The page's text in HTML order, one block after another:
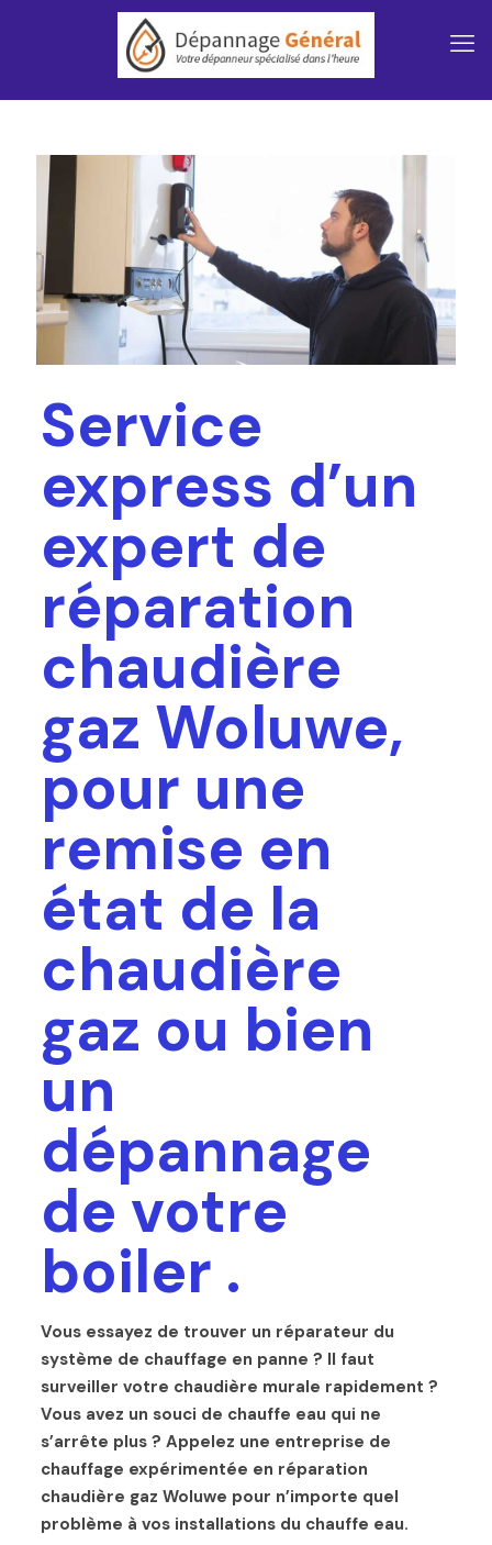
Service
express d’un
expert de
réparation
chaudière
gaz Woluwe,
pour une
remise en
état de la
chaudière
gaz ou bien
un
dépannage
de votre
boiler .
Vous essayez de trouver un réparateur du
système de chauffage en panne ? Il faut
surveiller votre chaudière murale rapidement ?
Vous avez un souci de chauffe eau qui ne
s’arrête plus ? Appelez une entreprise de
chauffage expérimentée en réparation
chaudière gaz Woluwe pour n’importe quel
problème à vos installations du chauffe eau.